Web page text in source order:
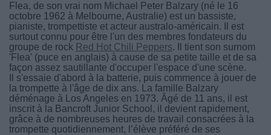
Flea, de son vrai nom Michael Peter Balzary (né le 16
octobre 1962 à Melbourne, Australie) est un bassiste,
pianiste, trompettiste et acteur australo-américain. Il est
surtout connu pour être l'un des membres fondateurs du
groupe de rock Red Hot Chili Peppers. Il tient son surnom
'Flea' (puce en anglais) à cause de sa petite taille et de sa
façon assez sautillante d'occuper l'espace d'une scène.
Il s'essaie d'abord à la batterie, puis commence à jouer de
la trompette à l'âge de dix ans. La famille Balzary
déménage à Los Angeles en 1973. Âgé de 11 ans, il est
inscrit à la Bancroft Junior School, il devient rapidement,
grâce à de nombreuses heures de travail consacrées à la
trompette quotidiennement, l’élève préféré de ses